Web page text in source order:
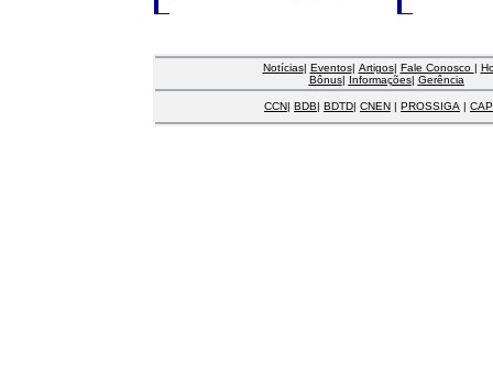
Notícias| Eventos| Artigos| Fale Conosco |
Bônus| Informações| Gerência
CCN| BDB| BDTD| CNEN | PROSSIGA |